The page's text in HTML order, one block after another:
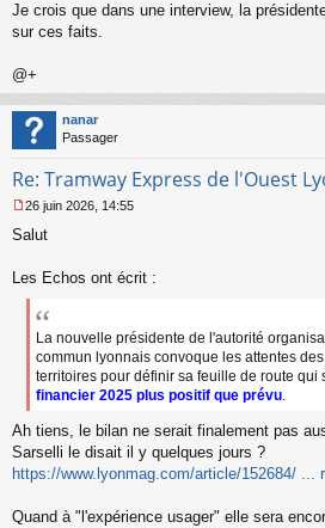
Je crois que dans une interview, la
sur ces faits.
@+
nanar
Passager
Re: Tramway Express de l'Ouest
e
s
u
26 juin 2026, 14:55
Salut
Les Echos ont écrit :
La nouvelle présidente de l'autorité
commun lyonnais convoque les attentes
territoires pour définir sa feuille de route qui
financier 2025 plus positif que prévu.
Ah tiens, le bilan ne serait finalement pas
Sarselli le disait il y quelques jours ?
https://www.lyonmag.com/article/152684/ ...
Quand à "l'expérience usager" elle sera